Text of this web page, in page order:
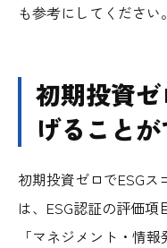
も参考にしてください。
初期投資
げること
初期投資ゼロでESGス
は、ESG認証の評価
「マネジメント・情